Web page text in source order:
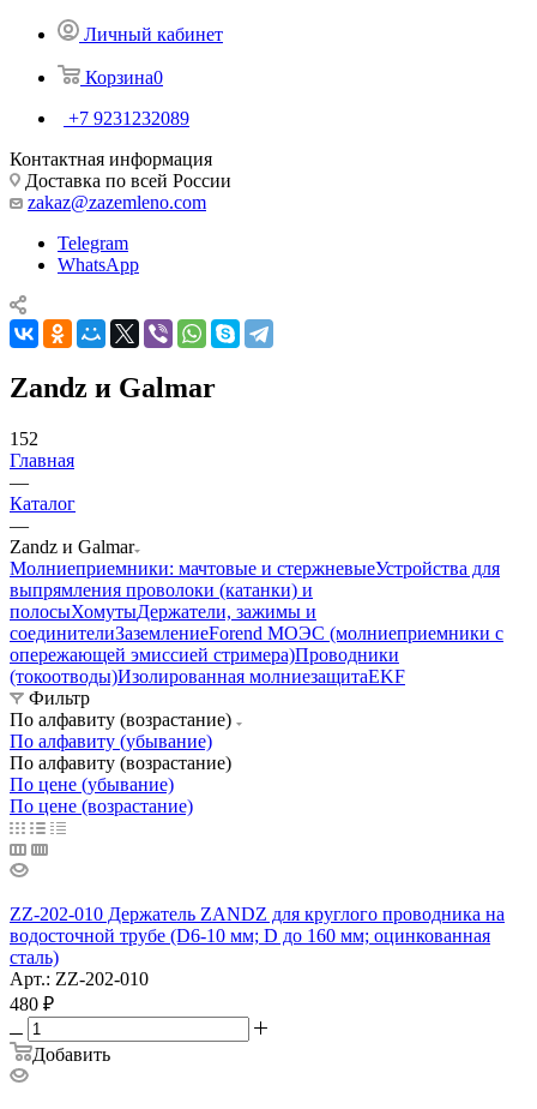
Личный кабинет
Корзина0
+7 9231232089
Контактная информация
Доставка по всей России
zakaz@zazemleno.com
Telegram
WhatsApp
Zandz и Galmar
152
Главная
—
Каталог
—
Zandz и Galmar
Молниеприемники: мачтовые и стержневыеУстройства для
выпрямления проволоки (катанки) и
полосыХомутыДержатели, зажимы и
соединителиЗаземлениеForend МОЭС (молниеприемники с
опережающей эмиссией стримера)Проводники
(токоотводы)Изолированная молниезащитаEKF
Фильтр
По алфавиту (возрастание)
По алфавиту (убывание)
По алфавиту (возрастание)
По цене (убывание)
По цене (возрастание)
ZZ-202-010 Держатель ZANDZ для круглого проводника на
водосточной трубе (D6-10 мм; D до 160 мм; оцинкованная
сталь)
Арт.: ZZ-202-010
480 ₽
Добавить